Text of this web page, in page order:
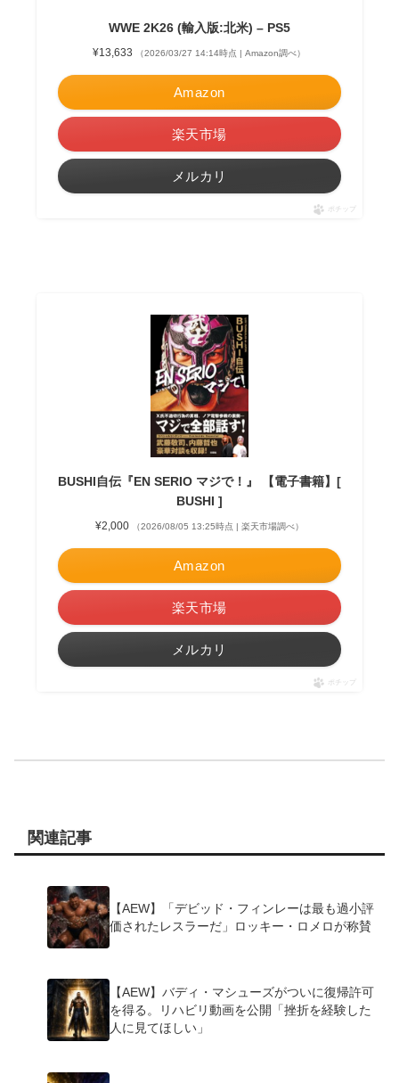
WWE 2K26 (輸入版:北米) – PS5
¥13,633 （2026/03/27 14:14時点 | Amazon調べ）
Amazon
楽天市場
メルカリ
ポチップ
BUSHI自伝『EN SERIO マジで！』 【電子書籍】[
BUSHI ]
¥2,000 （2026/08/05 13:25時点 | 楽天市場調べ）
Amazon
楽天市場
メルカリ
ポチップ
関連記事
【AEW】「デビッド・フィンレーは最も過小評
価されたレスラーだ」ロッキー・ロメロが称賛
【AEW】バディ・マシューズがついに復帰許可
を得る。リハビリ動画を公開「挫折を経験した
人に見てほしい」